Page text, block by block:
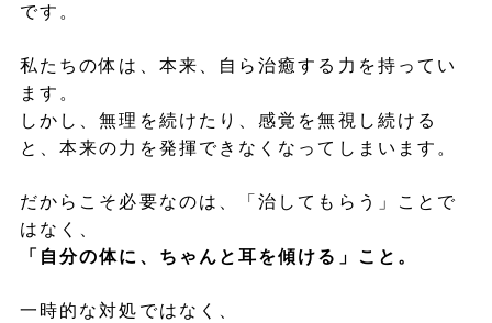
です。
私たちの体は、本来、自ら治癒する力を持ってい
ます。
しかし、無理を続けたり、感覚を無視し続ける
と、本来の力を発揮できなくなってしまいます。
だからこそ必要なのは、「治してもらう」ことで
はなく、
「自分の体に、ちゃんと耳を傾ける」こと。
一時的な対処ではなく、